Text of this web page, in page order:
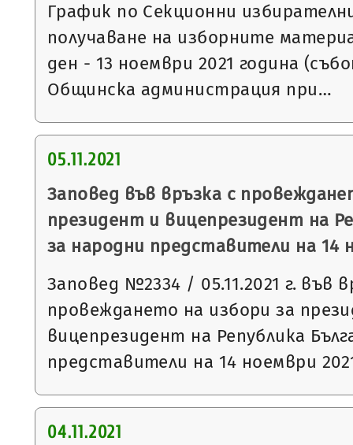
График по Секционни
получаване на изборните
ден - 13 ноември 2021 година
Общинска администрация при…
05.11.2021
Заповед във връзка с
президент и вицепрезидент на
за народни представители на 14
Заповед №2334 / 05.11.2021 г. във
провеждането на избори за
вицепрезидент на Република
представители на 14 ноември
04.11.2021